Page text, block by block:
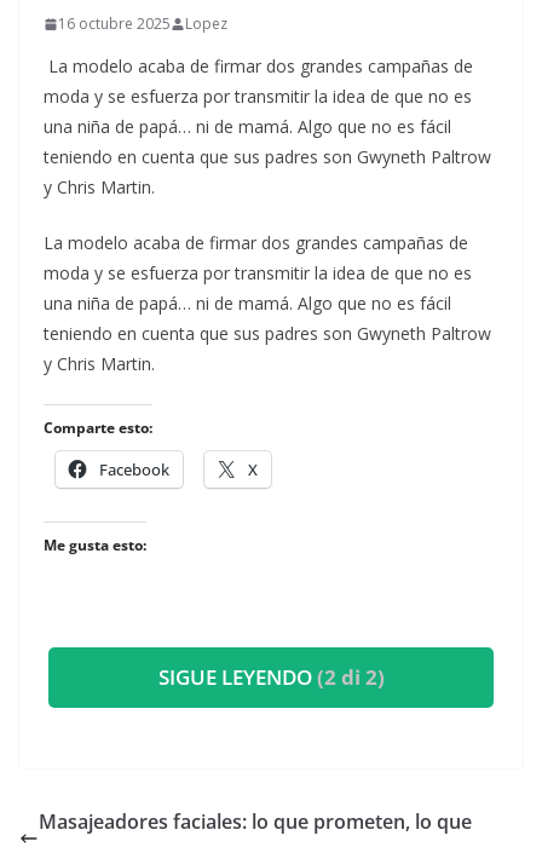
16 octubre 2025 Lopez
La modelo acaba de firmar dos grandes campañas de
moda y se esfuerza por transmitir la idea de que no es
una niña de papá… ni de mamá. Algo que no es fácil
teniendo en cuenta que sus padres son Gwyneth Paltrow
y Chris Martin.
​La modelo acaba de firmar dos grandes campañas de
moda y se esfuerza por transmitir la idea de que no es
una niña de papá… ni de mamá. Algo que no es fácil
teniendo en cuenta que sus padres son Gwyneth Paltrow
y Chris Martin.
Comparte esto:
Facebook X
Me gusta esto:
SIGUE LEYENDO(2 di 2)
Masajeadores faciales: lo que prometen, lo que